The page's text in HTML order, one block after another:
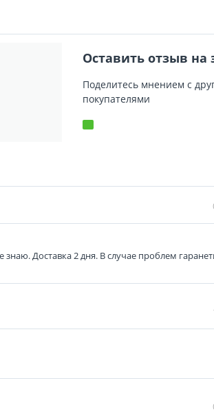
Оставить отзыв на
Поделитесь мнением с
покупателями
Доставка 2 дня. В случае проблем